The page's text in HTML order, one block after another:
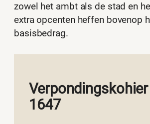
zowel het ambt als de stad en
extra opcenten heffen bovenop
basisbedrag.
1647